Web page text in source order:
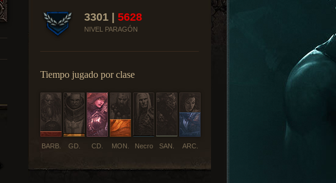
3301 | 5628
NIVEL PARAGÓN
Tiempo jugado por clase
ARC.
BARB. CD.
GD. MON. Necro SAN.